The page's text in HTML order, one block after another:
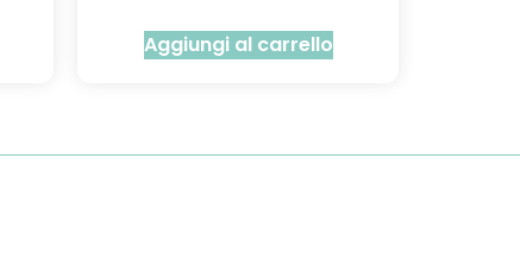
Aggiungi al carrello